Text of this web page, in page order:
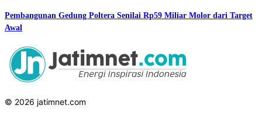
Pembangunan Gedung Poltera Senilai Rp59 Miliar Molor dari Target
Awal
© 2026 jatimnet.com